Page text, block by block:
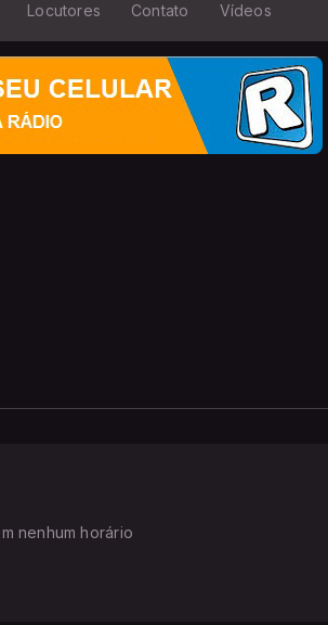
Locutores Contato Vídeos
nenhum horário